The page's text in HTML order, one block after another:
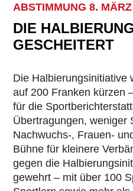
ABSTIMMUNG 8.
DIE
GESCHEITERT
Die Halbierungsinitiative
auf 200 Franken kürzen
für die
Übertragungen, weniger
Nachwuchs-, Frauen-
Bühne für kleinere
gegen die
gewehrt – mit über 100